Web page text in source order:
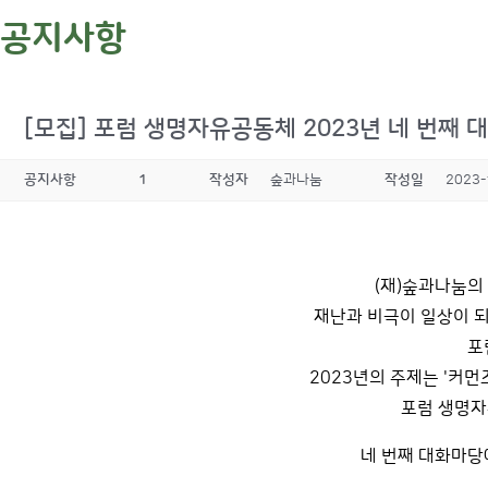
공지사항
[모집] 포럼 생명자유공동체 2023년 네 번째
공지사항 1 작성자 숲과나눔 작성일
(재)숲과나눔
재난과 비극이 일상이
포
2023년의 주제는 '커먼
포럼 생명
네 번째 대화마